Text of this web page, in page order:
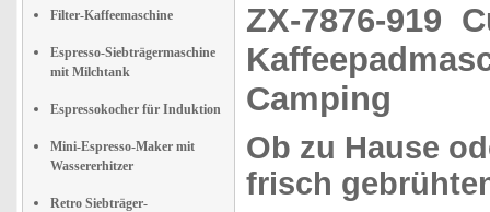
Filter-Kaffeemaschine
Espresso-Siebträgermaschine
mit Milchtank
Espressokocher für Induktion
Mini-Espresso-Maker mit
Wassererhitzer
Retro Siebträger-
ZX-7876-919
Camping
Ob zu Hause
frisch